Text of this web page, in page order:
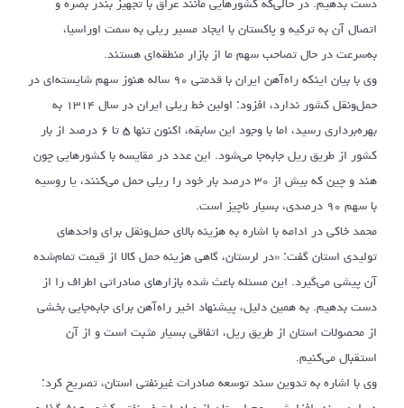
اتصال آن به ترکیه و پاکستان با ایجاد مسیر ریلی به سمت اوراسیا،
به‌سرعت در حال تصاحب سهم ما از بازار منطقه‌ای هستند.
وی با بیان اینکه راه‌آهن ایران با قدمتی ۹۰ ساله هنوز سهم شایسته‌ای در
حمل‌ونقل کشور ندارد، افزود: اولین خط ریلی ایران در سال ۱۳۱۴ به
بهره‌برداری رسید، اما با وجود این سابقه، اکنون تنها ۵ تا ۶ درصد از بار
کشور از طریق ریل جابه‌جا می‌شود. این عدد در مقایسه با کشورهایی چون
هند و چین که بیش از ۳۰ درصد بار خود را ریلی حمل می‌کنند، یا روسیه
با سهم ۹۰ درصدی، بسیار ناچیز است.
محمد خاکی در ادامه با اشاره به هزینه بالای حمل‌ونقل برای واحدهای
تولیدی استان گفت: «در لرستان، گاهی هزینه حمل کالا از قیمت تمام‌شده
آن پیشی می‌گیرد. این مسئله باعث شده بازارهای صادراتی اطراف را از
دست بدهیم. به همین دلیل، پیشنهاد اخیر راه‌آهن برای جابه‌جایی بخشی
از محصولات استان از طریق ریل، اتفاقی بسیار مثبت است و از آن
استقبال می‌کنیم.
وی با اشاره به تدوین سند توسعه صادرات غیرنفتی استان، تصریح کرد: